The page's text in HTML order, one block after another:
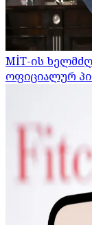
MİT-ის
ოფიციალურ